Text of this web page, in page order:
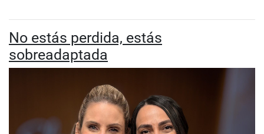
No estás perdida, estás
sobreadaptada